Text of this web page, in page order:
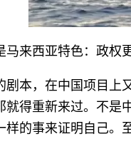
马来西亚特色：政权
剧本，在中国项目上
就得重新来过。不是
样的事来证明自己。